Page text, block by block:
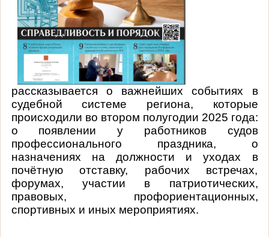
рассказывается о важнейших событиях в
судебной системе региона, которые
происходили во втором полугодии 2025 года:
о появлении у работников судов
профессионального праздника, о
назначениях на должности и уходах в
почётную отставку, рабочих встречах,
форумах, участии в патриотических,
правовых, профориентационных,
спортивных и иных мероприятиях.